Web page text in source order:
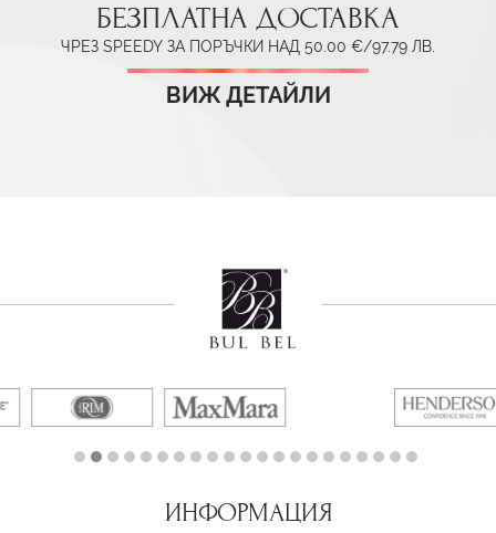
БЕЗПЛАТНА ДОСТАВКА
ЧРЕЗ SPEEDY ЗА ПОРЪЧКИ НАД 50.00 €/97.79 ЛВ.
ВИЖ ДЕТАЙЛИ
ИНФОРМАЦИЯ